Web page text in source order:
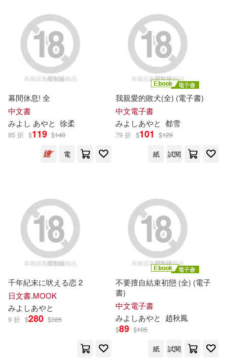
花札さくらの、ひらやん、茶野み
な、まれお、いよ、waves、porun
a、香山リム、魚野シノメ、氷室し
ゅんすけ、きのみき、オ(1)
ぴょん吉(1) ぷよちゃ(1)
まぐろテッカ首領(1)
もり苔(1) ドウモウ(1)
プレステージ出版(写真集)(1)
ミナトイトヤ(1) 上原瑞穂(1)
井上智介(1)
宮西達也(1) 小蔦あおい(1)
岩崎ユウキ(1)
德國格林童話(1) 成田コウ(1)
PRESTIGE(1)
SECRET MUSIC(1)
スターツ出版(1)
ブライト出版(1) 仲間出版(1)
大穎文化(1) 小魯文化(1)
可海外宅配(13)
可港澳店取(9)
可菲律賓店取(10)
一個月內上市新品(1)
電子書 (可複選)
其他 (可複選)
現在可購買商品(53)
幕間休息! 全
中文書
みよ し あやと 徐柔
85 折 $119 $140
電
我親愛的敗犬(全) (電子書)
中文電子書
みよ しあやと 都雪
79 折 $101 $129
紙
試閱
千年紀末に吠える恋 2
日文書.MOOK
みよ しあやと
9 折 $280 $326
不要擅自結束初戀 (全) (電子
書)
中文電子書
みよ しあやと 趙秋鳳
$89 $105
紙
試閱